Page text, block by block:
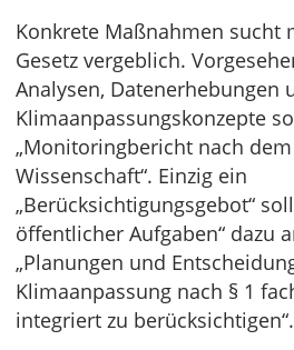
Konkrete Maßnahmen sucht
Gesetz vergeblich.
Analysen, Datenerhebungen
Klimaanpassungskonzepte
„Monitoringbericht nach
Wissenschaft“. Einzig ein
„Berücksichtigungsgebot“
öffentlicher Aufgaben“ dazu
„Planungen und
Klimaanpassung nach § 1
integriert zu berücksichtigen“.